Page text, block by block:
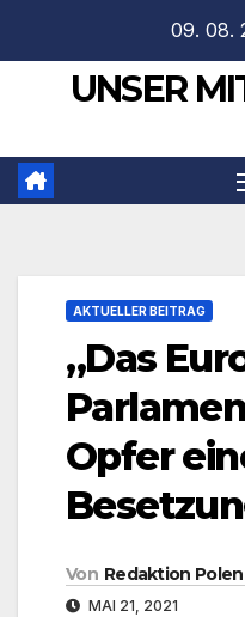
springen
09. 08.
UNSER
AKTUELLER BEITRAG
„Das
Opfer
Von Redaktion Polen
MAI 21, 2021